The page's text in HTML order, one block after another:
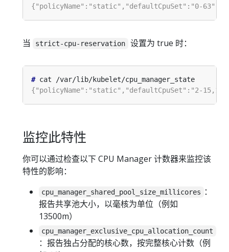
当 strict-cpu-reservation 设置为 true 时：
#
监控此特性
你可以通过检查以下 CPU Manager 计数器来监控该
特性的影响：
cpu_manager_shared_pool_size_millicores
：
报告共享池大小，以毫核为单位（例如
13500m）
cpu_manager_exclusive_cpu_allocation_count
：报告独占分配的核心数，按完整核心计数（例